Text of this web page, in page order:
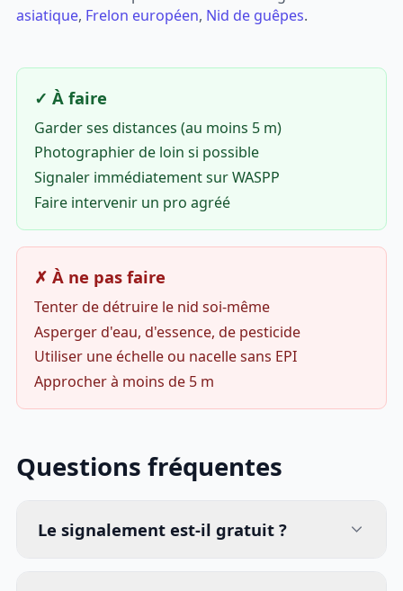
asiatique, Frelon européen, Nid de guêpes.
✓ À faire
Garder ses distances (au moins 5 m)
Photographier de loin si possible
Signaler immédiatement sur WASPP
Faire intervenir un pro agréé
✗ À ne pas faire
Tenter de détruire le nid soi-même
Asperger d'eau, d'essence, de pesticide
Utiliser une échelle ou nacelle sans EPI
Approcher à moins de 5 m
Questions fréquentes
Le signalement est-il gratuit ?